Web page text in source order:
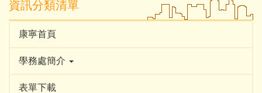
資訊分類清單
康寧首頁
學務處簡介
表單下載